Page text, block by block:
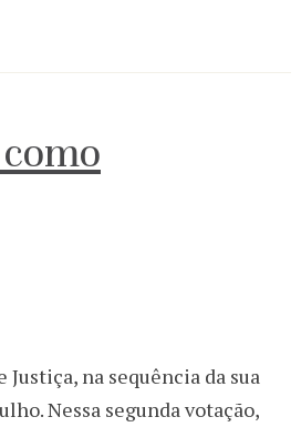
na sequência da sua
Nessa segunda votação,